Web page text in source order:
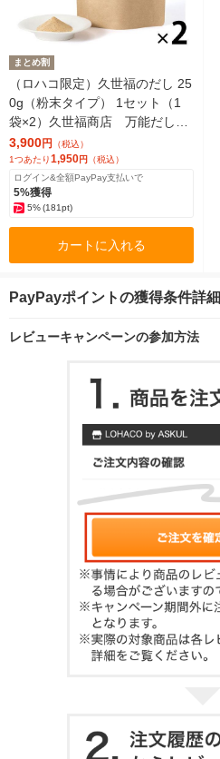
まとめ割
（ロハコ限定）久世福のだし 25
0g（粉末タイプ） 1セット（1
袋×2）久世福商店 万能だし
和風だし 調味料（イチオシ）
限定
3,900円
（税込）
1つあたり1,950円 （税込）
ログイン&全額PayPay支払いで
5%獲得
5%(181pt)
カートに入れる
PayPayポイントの獲得条件詳細
レビューキャンペーンの参加方法